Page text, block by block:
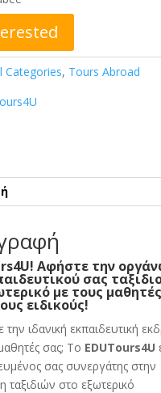
Categories, Tours Abroad
Αφήστε την
σας
με τους μαθητές
ειδικούς!
την ιδανική εκπαιδευτική
σας; Το EDUTours4U
σας συνεργάτης στην
ταξιδιών στο εξωτερικό